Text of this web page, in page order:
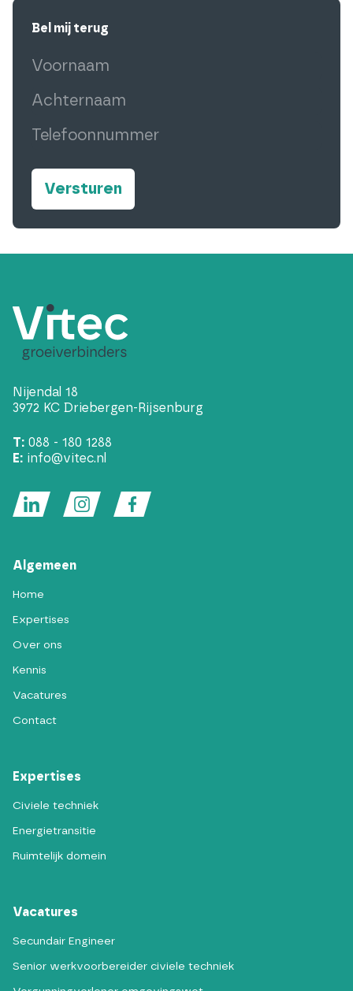
Bel mij terug
Voornaam
Achternaam
Telefoonnummer
Nijendal 18
3972 KC Driebergen-Rijsenburg
T: 088 - 180 1288
E: info@vitec.nl
Algemeen
Home
Expertises
Over ons
Kennis
Vacatures
Contact
Expertises
Civiele techniek
Energietransitie
Ruimtelijk domein
Vacatures
Secundair Engineer
Senior werkvoorbereider civiele techniek